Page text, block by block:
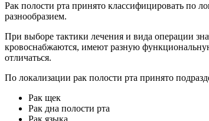
Рак полости рта принято классифицировать по
разнообразием.
При выборе тактики лечения и вида операции
кровоснабжаются, имеют разную
отличаться.
По локализации рак полости рта принято
Рак щек
Рак дна полости рта